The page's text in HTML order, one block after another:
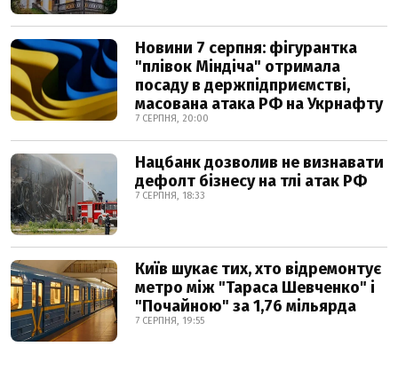
Новини 7 серпня: фігурантка
"плівок Міндіча" отримала
посаду в держпідприємстві,
масована атака РФ на Укрнафту
7 СЕРПНЯ, 20:00
Нацбанк дозволив не визнавати
дефолт бізнесу на тлі атак РФ
7 СЕРПНЯ, 18:33
Київ шукає тих, хто відремонтує
метро між "Тараса Шевченко" і
"Почайною" за 1,76 мільярда
7 СЕРПНЯ, 19:55